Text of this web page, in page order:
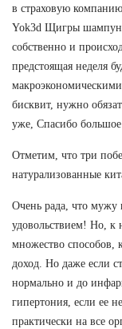
в страховую
Yok3d Щигры шампуня
собственно и
предстоящая неделя
бисквит, нужно
уже, Спасибо
Отметим, что три
натурализованные
Очень рада, что мужу
удовольствием! Но, к
множество способов,
доход. Но даже если
нормально и до
гипертония, если ее
практически на все